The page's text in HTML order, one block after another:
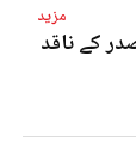
مزید
کے ناقد